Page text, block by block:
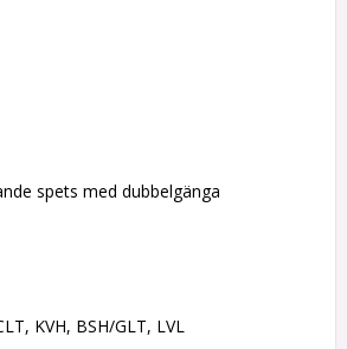
spets med dubbelgänga
KVH, BSH/GLT, LVL